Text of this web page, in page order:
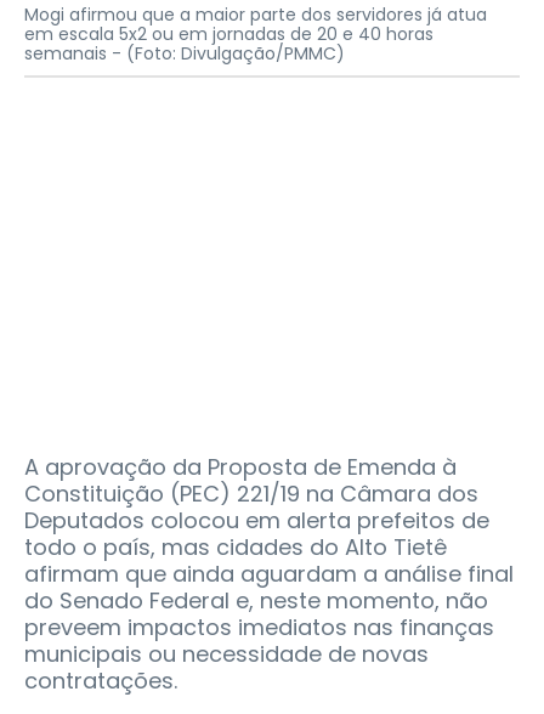
Mogi afirmou que a maior parte dos servidores já atua
em escala 5x2 ou em jornadas de 20 e 40 horas
semanais - (Foto: Divulgação/PMMC)
A aprovação da Proposta de Emenda à
Constituição (PEC) 221/19 na Câmara dos
Deputados colocou em alerta prefeitos de
todo o país, mas cidades do Alto Tietê
afirmam que ainda aguardam a análise final
do Senado Federal e, neste momento, não
preveem impactos imediatos nas finanças
municipais ou necessidade de novas
contratações.